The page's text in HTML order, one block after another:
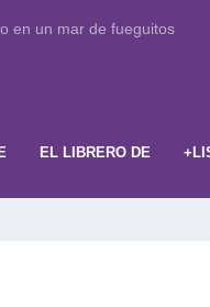
en un mar de fueguitos
EL LIBRERO DE